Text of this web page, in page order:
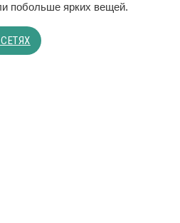
побольше ярких вещей.